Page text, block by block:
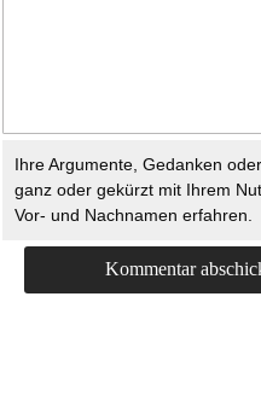
Ihre Argumente, Gedanken
ganz oder gekürzt mit Ihrem
Vor- und Nachnamen erfahren.